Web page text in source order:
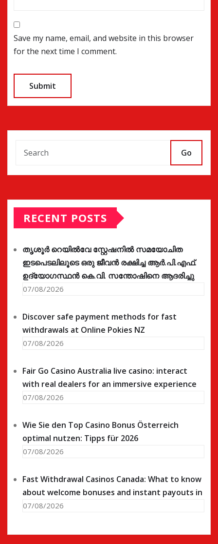
Save my name, email, and website in this browser
for the next time I comment.
Go
RECENT POSTS
തൃശൂർ റെയിൽവേ സ്റ്റേഷനിൽ സമയോചിത
ഇടപെടലിലൂടെ ഒരു ജീവൻ രക്ഷിച്ച ആർ.പി.എഫ്.
ഉദ്യോഗസ്ഥൻ കെ.വി. സന്തോഷിനെ ആദരിച്ചു
07/08/2026
Discover safe payment methods for fast
withdrawals at Online Pokies NZ
07/08/2026
Fair Go Casino Australia live casino: interact
with real dealers for an immersive experience
07/08/2026
Wie Sie den Top Casino Bonus Österreich
optimal nutzen: Tipps für 2026
07/08/2026
Fast Withdrawal Casinos Canada: What to know
about welcome bonuses and instant payouts in
07/08/2026